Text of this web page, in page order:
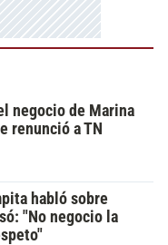
negocio de Marina
renunció a TN
habló sobre
"No negocio la